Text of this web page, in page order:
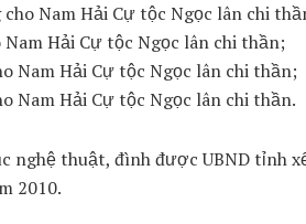
Nam Hải Cự tộc Ngọc lân chi
Hải Cự tộc Ngọc lân chi thần;
Nam Hải Cự tộc Ngọc lân chi thần;
Nam Hải Cự tộc Ngọc lân chi thần.
thuật, đình được UBND tỉnh
2010.